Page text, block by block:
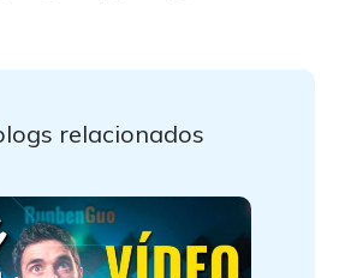
relacionados